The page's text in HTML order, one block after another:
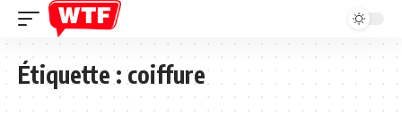
Étiquette :coiffure